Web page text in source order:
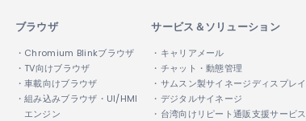
ブラウザ
・Chromium Blinkブラウザ
・TV向けブラウザ
・車載向けブラウザ
・組み込みブラウザ・UI/HMI
エンジン
サービス＆ソリューション
・キャリアメール
・チャット・動態管理
・サムスン製サイネージディスプレイ
・デジタルサイネージ
・台湾向けリピート通販支援サービス